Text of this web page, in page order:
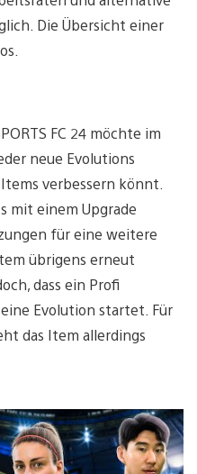
Die Übersicht einer
FC 24 möchte im
neue Evolutions
verbessern könnt.
mit einem Upgrade
für eine weitere
übrigens erneut
dass ein Profi
Evolution startet. Für
das Item allerdings